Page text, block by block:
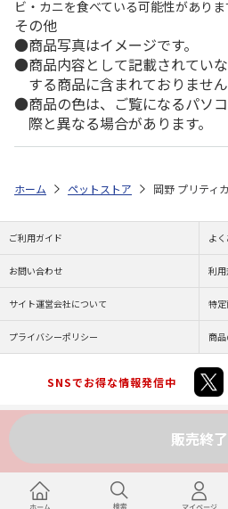
ビ・カニを食べている可能性がありま
その他
商品写真はイメージです。
商品内容として記載されてい
する商品に含まれておりません
商品の色は、ご覧になるパソ
際と異なる場合があります。
販売終了
ホーム ペットストア 岡野 プリティ
ご利用ガイド よ
お問い合わせ 利
サイト運営会社について 特
プライバシーポリシー 商
SNSでお得な情報発信中